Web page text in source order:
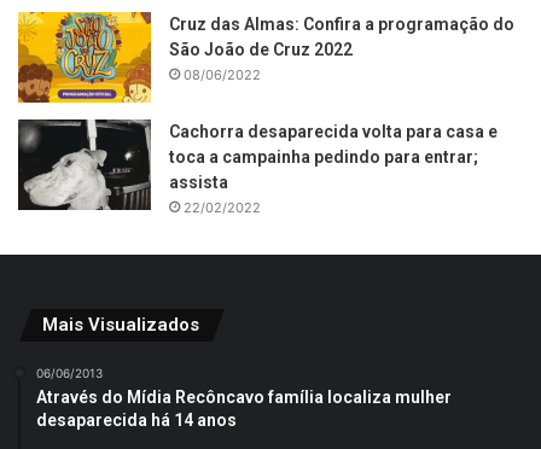
Cruz das Almas: Confira a programação do
São João de Cruz 2022
08/06/2022
Cachorra desaparecida volta para casa e
toca a campainha pedindo para entrar;
assista
22/02/2022
Mais Visualizados
06/06/2013
Através do Mídia Recôncavo família localiza mulher
desaparecida há 14 anos